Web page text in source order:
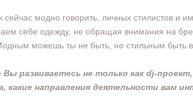
сейчас модно говорить, личных стилистов и
себе одежду, не обращая внимания на
можешь ты не быть, но стильным быть
развиваетесь не только как dj-
какие направления деятельности вам